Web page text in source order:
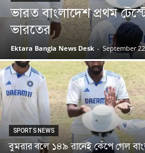
ভারত বাংলাদেশ প্রথম
ভারতের
Ektara Bangla News Desk - September
SPORTS NEWS
বুমরার বলে ১৪৯ রানেই কেঁপে গেল